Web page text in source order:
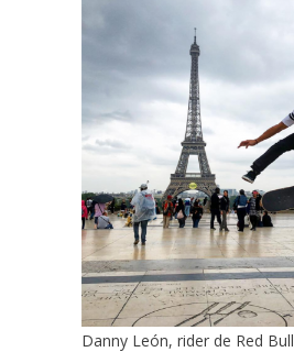
Danny León, rider de Red Bull